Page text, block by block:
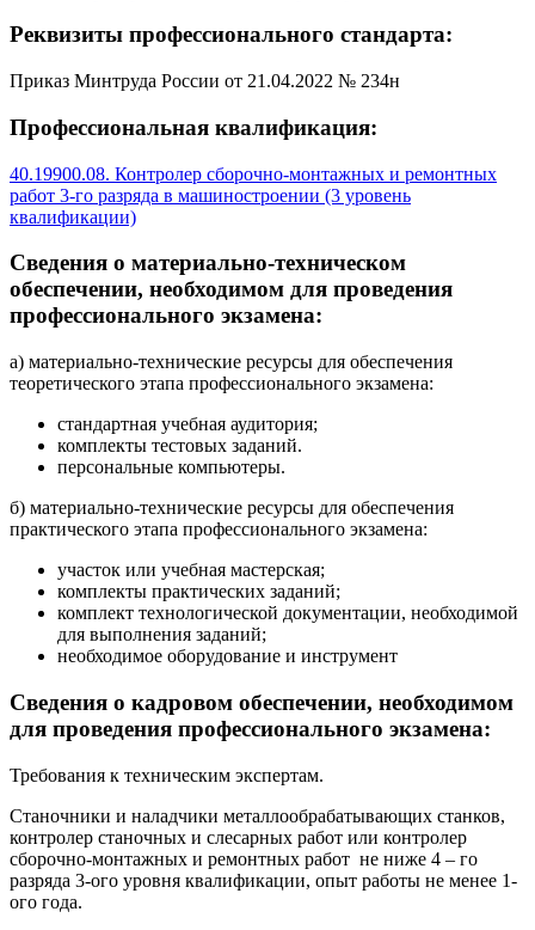
Реквизиты профессионального стандарта:
Приказ Минтруда России от 21.04.2022 № 234н
Профессиональная квалификация:
40.19900.08. Контролер сборочно-монтажных и ремонтных
работ 3-го разряда в машиностроении (3 уровень
квалификации)
Сведения о материально-техническом
обеспечении, необходимом для проведения
профессионального экзамена:
а) материально-технические ресурсы для обеспечения
теоретического этапа профессионального экзамена:
стандартная учебная аудитория;
комплекты тестовых заданий.
персональные компьютеры.
б) материально-технические ресурсы для обеспечения
практического этапа профессионального экзамена:
участок или учебная мастерская;
комплекты практических заданий;
комплект технологической документации, необходимой
для выполнения заданий;
необходимое оборудование и инструмент
Сведения о кадровом обеспечении, необходимом
для проведения профессионального экзамена:
Требования к техническим экспертам.
Станочники и наладчики металлообрабатывающих станков,
контролер станочных и слесарных работ или контролер
сборочно-монтажных и ремонтных работ не ниже 4 – го
разряда 3-ого уровня квалификации, опыт работы не менее 1-
ого года.